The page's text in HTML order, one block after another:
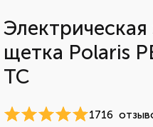
Электрическая
щетка Polaris
TC
1716